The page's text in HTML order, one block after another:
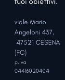
viale Mario
Angeloni 437,
47521 CESENA
(FC)
p.iva
04416020404